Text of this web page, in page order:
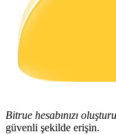
Bitrue hesabınızı
güvenli şekilde erişin.